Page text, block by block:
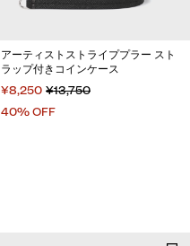
アーティストストライププラー スト
ラップ付きコインケース
¥8,250 ¥13,750
40% OFF